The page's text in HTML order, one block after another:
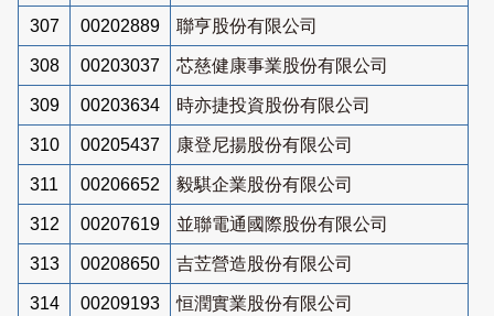
307 00202889 聯亨股份有限公司
308 00203037 芯慈健康事業股份有限公司
309 00203634 時亦捷投資股份有限公司
310 00205437 康登尼揚股份有限公司
311 00206652 毅騏企業股份有限公司
312 00207619 並聯電通國際股份有限公司
313 00208650 吉苙營造股份有限公司
314 00209193 恒潤實業股份有限公司